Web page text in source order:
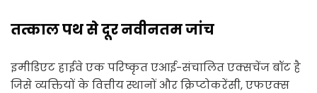
तत्काल पथ से दूर नवीनतम जांच
इमीडिएट हाईवे एक परिष्कृत एआई-संचालित एक्सचेंज बॉट है
जिसे व्यक्तियों के वित्तीय स्थानों और क्रिप्टोकरेंसी, एफएक्स